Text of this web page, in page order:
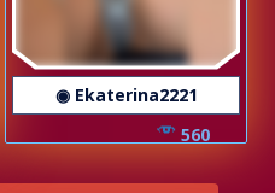
◉ Ekaterina2221
560